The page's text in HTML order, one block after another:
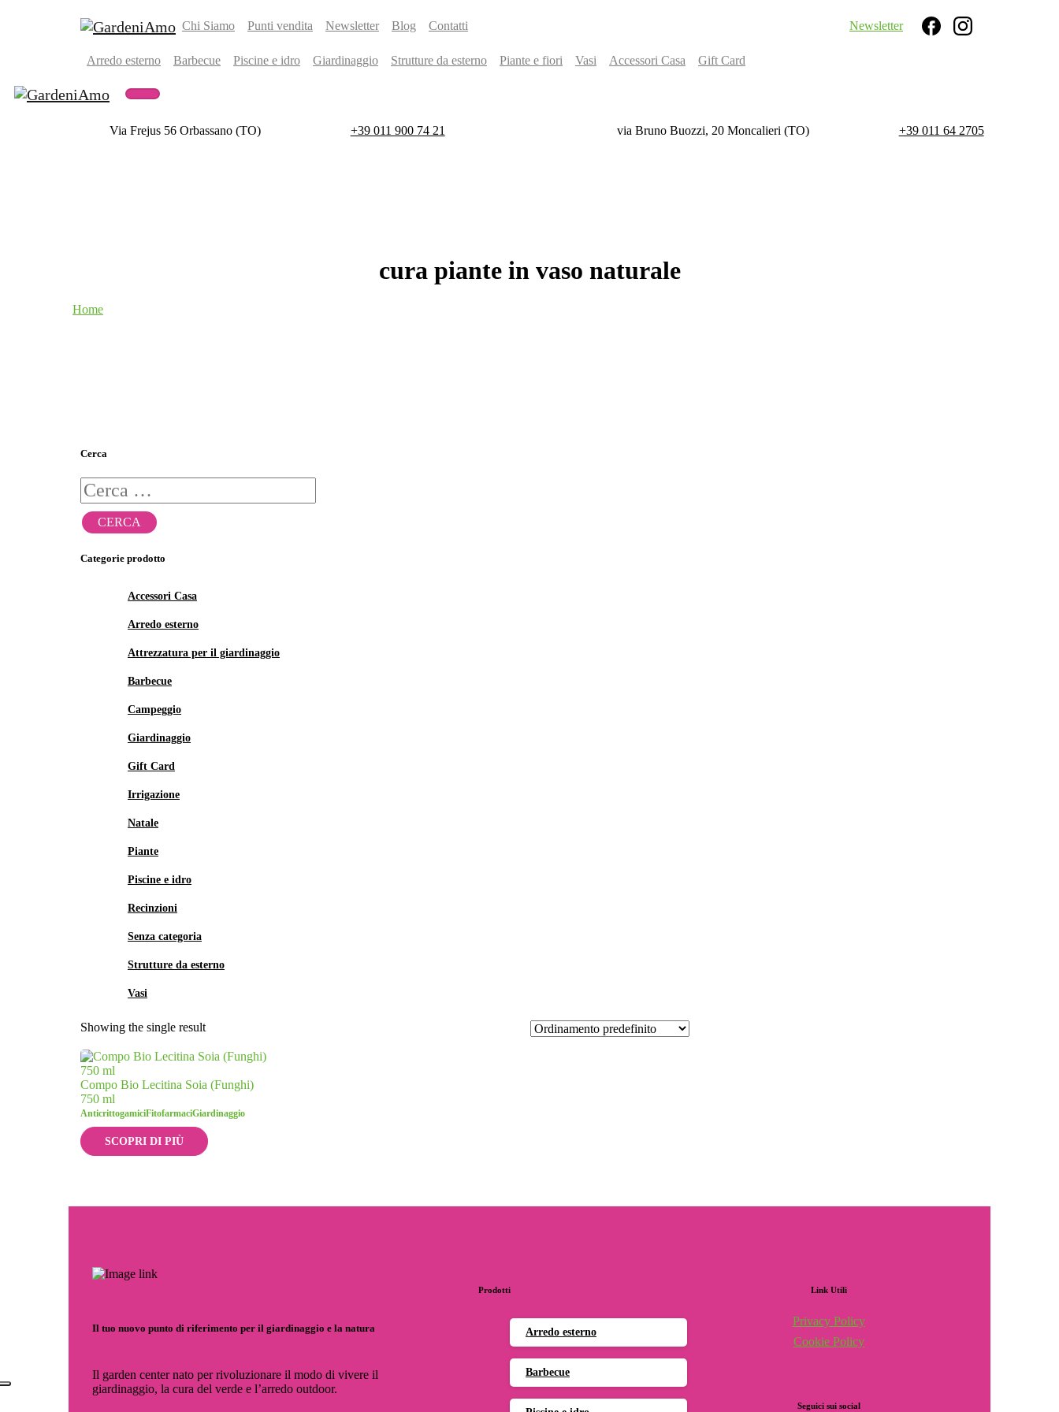
Chi Siamo Punti vendita Newsletter Blog Contatti Newsletter
Arredo esterno Barbecue Piscine e idro Giardinaggio Strutture da esterno Piante e fiori Vasi Accessori Casa Gift Card
Via Frejus 56 Orbassano (TO) +39 011 900 74 21 via Bruno Buozzi, 20 Moncalieri (TO) +39 011 64 2705
cura piante in vaso naturale
Home
Showing the single result
Compo Bio Lecitina Soia (Funghi)
750 ml
AnticrittogamiciFitofarmaciGiardinaggio
SCOPRI DI PIÙ
Cerca
Ricerca
per:
Categorie prodotto
Accessori Casa
Arredo esterno
Attrezzatura per il giardinaggio
Barbecue
Campeggio
Giardinaggio
Gift Card
Irrigazione
Natale
Piante
Piscine e idro
Recinzioni
Senza categoria
Strutture da esterno
Vasi
Il tuo nuovo punto di riferimento per il giardinaggio e la natura
Il garden center nato per rivoluzionare il modo di vivere il
giardinaggio, la cura del verde e l’arredo outdoor.
Prodotti
Arredo esterno
Barbecue
Link Utili
Privacy Policy
Cookie Policy
Seguici sui social